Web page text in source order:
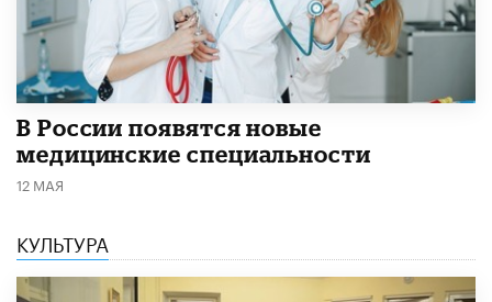
В России появятся новые
медицинские специальности
12 МАЯ
КУЛЬТУРА